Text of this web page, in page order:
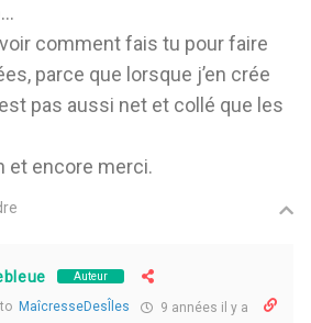
comment fais tu pour faire
parce que lorsque j’en crée
pas aussi net et collé que les
et encore merci.
Auteur
MaîcresseDesÎles 9 années il y a